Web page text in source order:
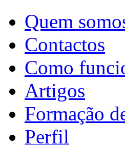
Quem
Contactos
Como
Artigos
Formação
Perfil